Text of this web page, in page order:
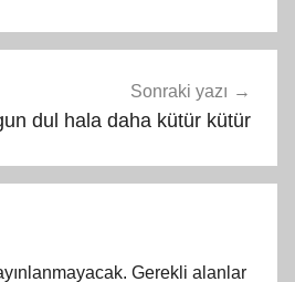
Sonraki yazı
dul hala daha kütür kütür
Gerekli alanlar